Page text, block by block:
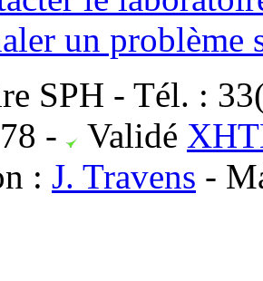
un problème
SPH - Tél. :
- Validé
: J. Travens -